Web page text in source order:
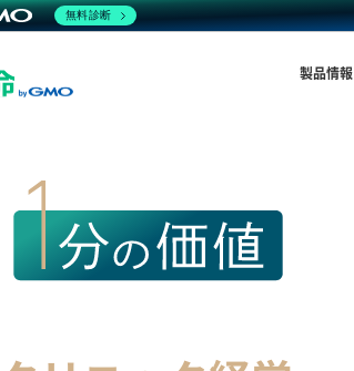
製品情報
無料診断